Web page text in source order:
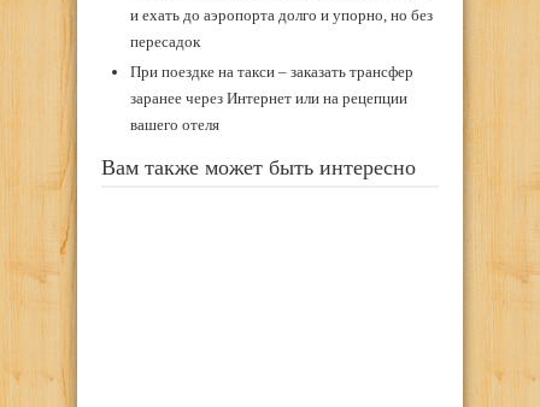
и ехать до аэропорта долго и упорно, но без
пересадок
При поездке на такси – заказать трансфер
заранее через Интернет или на рецепции
вашего отеля
Вам также может быть интересно